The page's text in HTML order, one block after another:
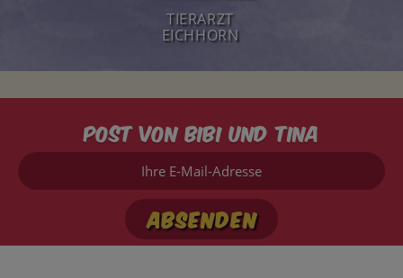
TIERARZT
EICHHORN
Post von Bibi und Tina
Ihre
Mail-